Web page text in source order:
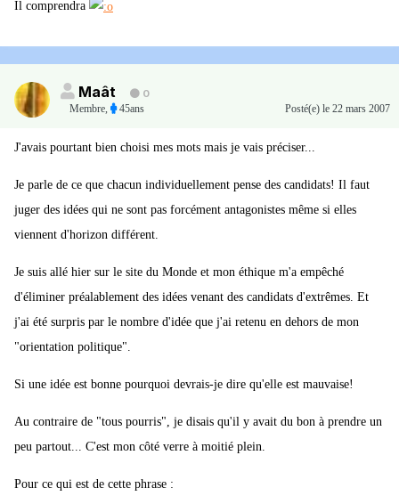
Il comprendra
Maât
0
Membre, 45ans Posté(e) le 22 mars 2007
J'avais pourtant bien choisi mes mots mais je vais préciser...
Je parle de ce que chacun individuellement pense des candidats! Il faut
juger des idées qui ne sont pas forcément antagonistes même si elles
viennent d'horizon différent.
Je suis allé hier sur le site du Monde et mon éthique m'a empêché
d'éliminer préalablement des idées venant des candidats d'extrêmes. Et
j'ai été surpris par le nombre d'idée que j'ai retenu en dehors de mon
"orientation politique".
Si une idée est bonne pourquoi devrais-je dire qu'elle est mauvaise!
Au contraire de "tous pourris", je disais qu'il y avait du bon à prendre un
peu partout... C'est mon côté verre à moitié plein.
Pour ce qui est de cette phrase :